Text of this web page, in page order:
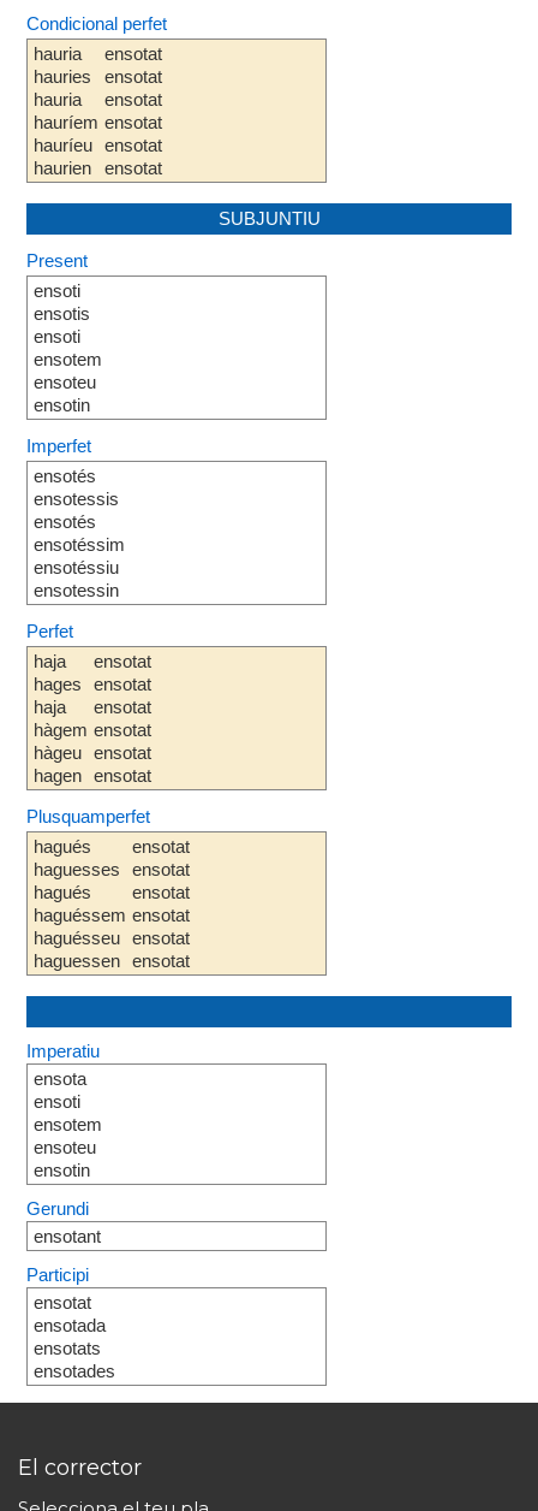
Condicional perfet
hauria
hauries
hauria
hauríem
hauríeu
haurien
ensotat
ensotat
ensotat
ensotat
ensotat
ensotat
SUBJUNTIU
Present
ensoti
ensotis
ensoti
ensotem
ensoteu
ensotin
Imperfet
ensotés
ensotessis
ensotés
ensotéssim
ensotéssiu
ensotessin
Perfet
haja
hages
haja
hàgem
hàgeu
hagen
ensotat
ensotat
ensotat
ensotat
ensotat
ensotat
Plusquamperfet
hagués
haguesses
hagués
haguéssem
haguésseu
haguessen
ensotat
ensotat
ensotat
ensotat
ensotat
ensotat
Imperatiu
ensota
ensoti
ensotem
ensoteu
ensotin
Gerundi
ensotant
Participi
ensotat
ensotada
ensotats
ensotades
El corrector